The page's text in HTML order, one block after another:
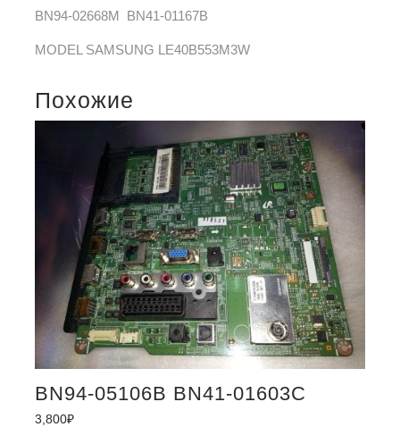
BN94-02668M BN41-01167B
MODEL SAMSUNG LE40B553M3W
Похожие
BN94-05106B BN41-01603C
3,800₽